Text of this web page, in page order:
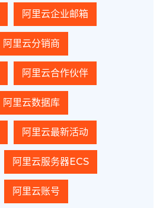
阿里云企业邮箱
阿里云分销商
阿里云合作伙伴
阿里云数据库
阿里云最新活动
阿里云服务器ECS
阿里云账号